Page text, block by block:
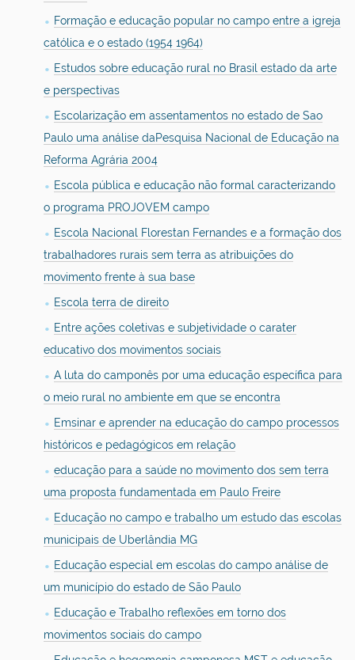
Formação e educação popular no campo entre a igreja
católica e o estado (1954 1964)
Estudos sobre educação rural no Brasil estado da arte
e perspectivas
Escolarização em assentamentos no estado de Sao
Paulo uma análise daPesquisa Nacional de Educação na
Reforma Agrária 2004
Escola pública e educação não formal caracterizando
o programa PROJOVEM campo
Escola Nacional Florestan Fernandes e a formação dos
trabalhadores rurais sem terra as atribuições do
movimento frente à sua base
Escola terra de direito
Entre ações coletivas e subjetividade o carater
educativo dos movimentos sociais
A luta do camponês por uma educação específica para
o meio rural no ambiente em que se encontra
Emsinar e aprender na educação do campo processos
históricos e pedagógicos em relação
educação para a saúde no movimento dos sem terra
uma proposta fundamentada em Paulo Freire
Educação no campo e trabalho um estudo das escolas
municipais de Uberlândia MG
Educação especial em escolas do campo análise de
um município do estado de São Paulo
Educação e Trabalho reflexões em torno dos
movimentos sociais do campo